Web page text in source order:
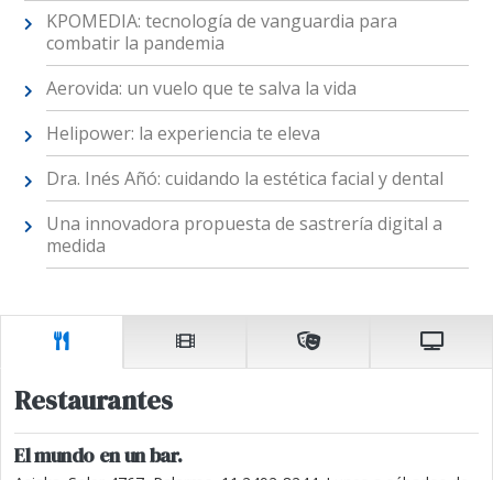
KPOMEDIA: tecnología de vanguardia para
combatir la pandemia
Aerovida: un vuelo que te salva la vida
Helipower: la experiencia te eleva
Dra. Inés Añó: cuidando la estética facial y dental
Una innovadora propuesta de sastrería digital a
medida
Restaurantes
El mundo en un bar.